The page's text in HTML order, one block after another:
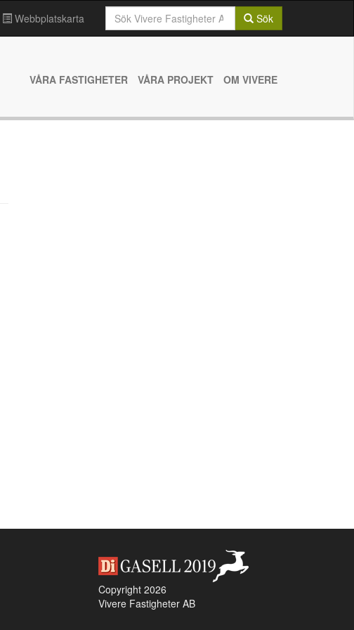
Sök
efter:
Sök
Webbplatskarta
VÅRA FASTIGHETER VÅRA PROJEKT OM VIVERE
Copyright 2026
Vivere Fastigheter AB